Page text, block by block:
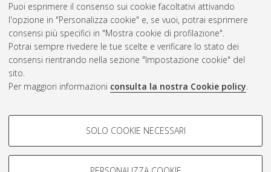
Puoi esprimere il consenso sui cookie facoltativi attivando
l'opzione in "Personalizza cookie" e, se vuoi, potrai esprimere
consensi più specifici in "Mostra cookie di profilazione".
Potrai sempre rivedere le tue scelte e verificare lo stato dei
consensi rientrando nella sezione "Impostazione cookie" del
sito.
Per maggiori informazioni consulta la nostra Cookie policy.
COOKIE DI PROFILAZIONE -
Si tratta di cookie utilizzati per analizzare le caratteristiche della
navigazione degli utenti, creare profili in base al loro comportamento
SOLO COOKIE NECESSARI
Rss 1.0
Rss 2.0
ISSN: 2038-7946
Impostazioni Cookie
Informativa sulla privacy
Condizioni d’uso del sito